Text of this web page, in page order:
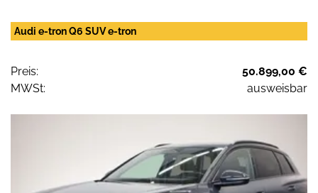
Audi e-tron Q6 SUV e-tron
Preis:
50.899,00 €
MWSt:
ausweisbar